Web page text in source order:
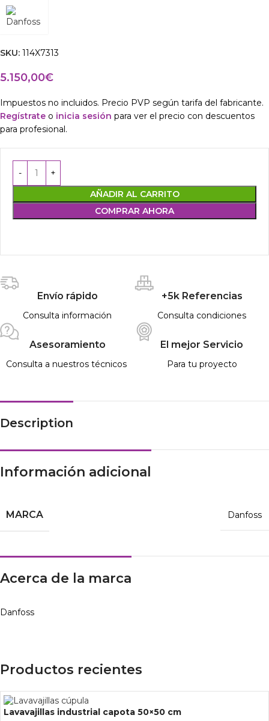
SKU: 114X7313
5.150,00€
Impuestos no incluidos. Precio PVP según tarifa del fabricante.
Regístrate o inicia sesión para ver el precio con descuentos
para profesional.
AÑADIR AL CARRITO
COMPRAR AHORA
Envío rápido
Consulta información
+5k Referencias
Consulta condiciones
Asesoramiento
Consulta a nuestros técnicos
El mejor Servicio
Para tu proyecto
Description
Información adicional
MARCA Danfoss
Acerca de la marca
Danfoss
Productos recientes
Lavavajillas industrial capota 50×50 cm